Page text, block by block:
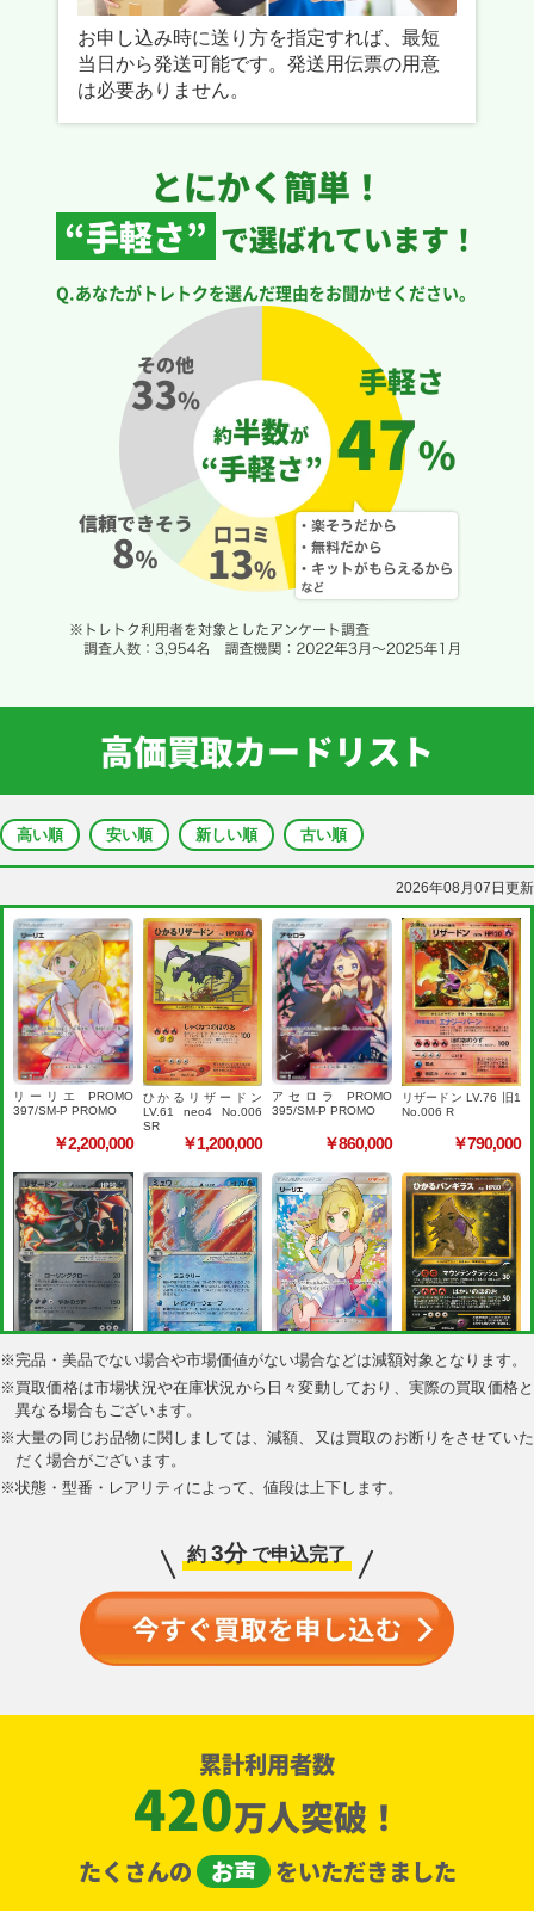
お申し込み時に送り方を指定すれば、最短
当日から発送可能です。発送用伝票の用意
は必要ありません。
とにかく簡単！
“手軽さ” で選ばれています！
Q.あなたがトレトクを選んだ理由をお聞かせください。
高価買取カードリスト
高い順 安い順 新しい順 古い順
2026年08月07日更新
￥2,200,000
リーリエ PROMO
397/SM-P PROMO
￥1,200,000
ひかるリザードン
LV.61 neo4 No.006
SR
￥860,000
アセロラ PROMO
395/SM-P PROMO
￥790,000
リザードン LV.76 旧1
No.006 R
￥720,000
リザードン☆ δ-デル
タ種 PCG9 052/068
SR
￥720,000
ミュウ☆ δ-デルタ種
PCG9 015/068 SR
￥430,000
リーリエ SM4+
119/114 SR
￥420,000
ひかるバンギラス
LV.41 neo4 No.248
SR
￥380,000
ひかるギャラドス
LV.44 neo3 No.130
￥270,000
LV.30 neo4 No.026
SR
￥270,000
032/106 SR
アセロラ SM2+
056/049 SR
ひかるミュウ LV.24
(コロコロ) 旧PROMO
ひかるセレビィ LV.18
neo4 No.251 SR
リザードン BW7
077/070 UR
＿のピカチュウ
LV.17 「ポケモンカ
※完品・美品でない場合や市場価値がない場合などは減額対象となります。
※ 買取価格は市場状況や在庫状況から日々変動しており、実際の買取価格と
異なる場合もございます。
※ 大量の同じお品物に関しましては、減額、又は買取のお断りをさせていた
だく場合がございます。
※状態・型番・レアリティによって、値段は上下します。
約 3分 で申込完了
累計利用者数
420万人突破！
たくさんの お声 をいただきました